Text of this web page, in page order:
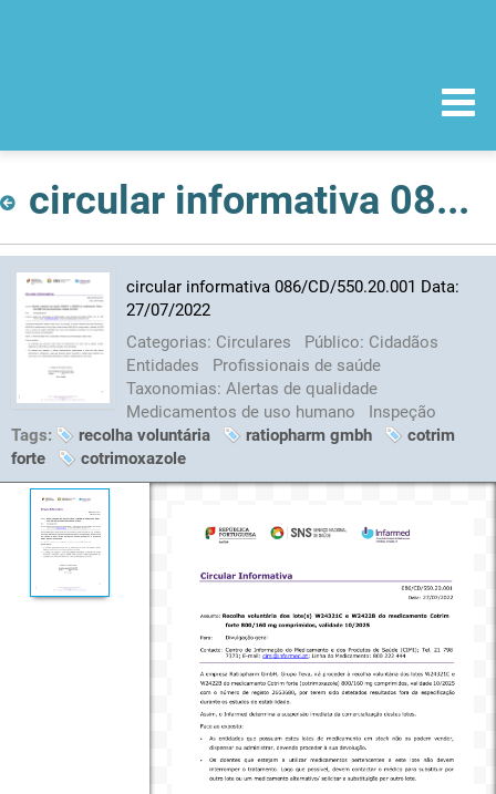
circular informativa 086/CD/550.20.001 Data: 27/07/2022
circular informativa 086/CD/550.20.001 Data:
27/07/2022
Categorias: Circulares Público: Cidadãos
Entidades
Profissionais de saúde
Taxonomias: Alertas de qualidade
Medicamentos de uso humano
Inspeção
Tags:
recolha voluntária ratiopharm gmbh
cotrim
forte
cotrimoxazole